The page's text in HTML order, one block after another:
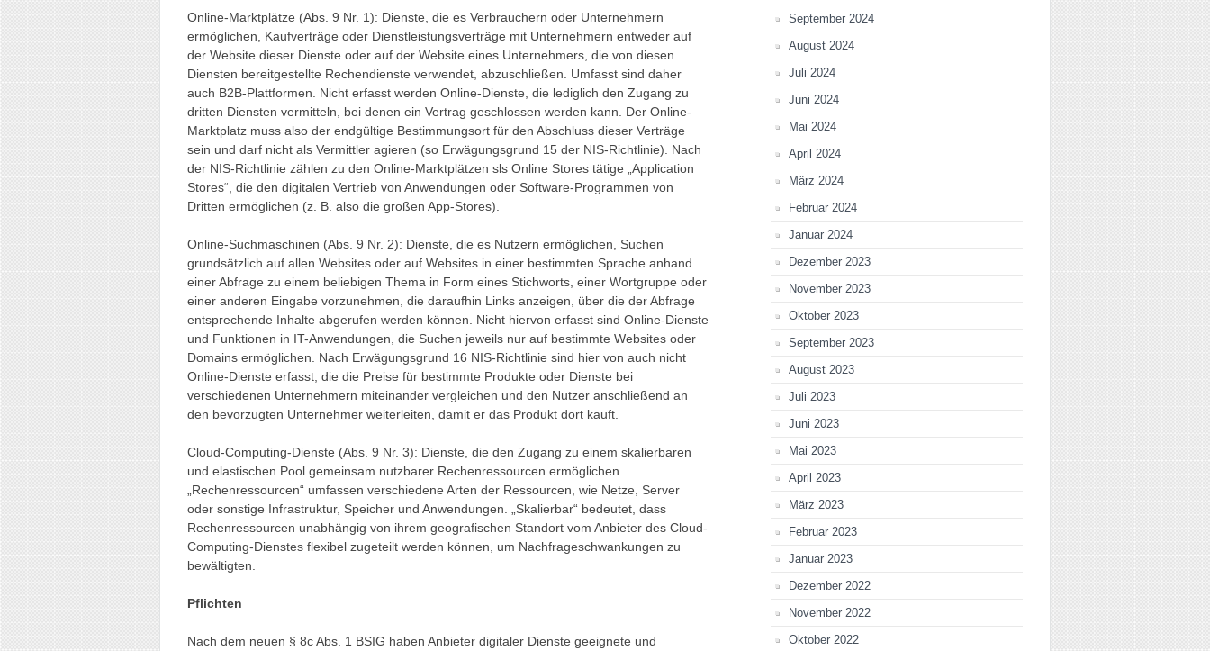
Online-Marktplätze (Abs. 9 Nr. 1): Dienste, die es Verbrauchern oder Unternehmern
ermöglichen, Kaufverträge oder Dienstleistungsverträge mit Unternehmern entweder auf
der Website dieser Dienste oder auf der Website eines Unternehmers, die von diesen
Diensten bereitgestellte Rechendienste verwendet, abzuschließen. Umfasst sind daher
auch B2B-Plattformen. Nicht erfasst werden Online-Dienste, die lediglich den Zugang zu
dritten Diensten vermitteln, bei denen ein Vertrag geschlossen werden kann. Der Online-
Marktplatz muss also der endgültige Bestimmungsort für den Abschluss dieser Verträge
sein und darf nicht als Vermittler agieren (so Erwägungsgrund 15 der NIS-Richtlinie). Nach
der NIS-Richtlinie zählen zu den Online-Marktplätzen sls Online Stores tätige „Application
Stores“, die den digitalen Vertrieb von Anwendungen oder Software-Programmen von
Dritten ermöglichen (z. B. also die großen App-Stores).
Online-Suchmaschinen (Abs. 9 Nr. 2): Dienste, die es Nutzern ermöglichen, Suchen
grundsätzlich auf allen Websites oder auf Websites in einer bestimmten Sprache anhand
einer Abfrage zu einem beliebigen Thema in Form eines Stichworts, einer Wortgruppe oder
einer anderen Eingabe vorzunehmen, die daraufhin Links anzeigen, über die der Abfrage
entsprechende Inhalte abgerufen werden können. Nicht hiervon erfasst sind Online-Dienste
und Funktionen in IT-Anwendungen, die Suchen jeweils nur auf bestimmte Websites oder
Domains ermöglichen. Nach Erwägungsgrund 16 NIS-Richtlinie sind hier von auch nicht
Online-Dienste erfasst, die die Preise für bestimmte Produkte oder Dienste bei
verschiedenen Unternehmern miteinander vergleichen und den Nutzer anschließend an
den bevorzugten Unternehmer weiterleiten, damit er das Produkt dort kauft.
Cloud-Computing-Dienste (Abs. 9 Nr. 3): Dienste, die den Zugang zu einem skalierbaren
und elastischen Pool gemeinsam nutzbarer Rechenressourcen ermöglichen.
„Rechenressourcen“ umfassen verschiedene Arten der Ressourcen, wie Netze, Server
oder sonstige Infrastruktur, Speicher und Anwendungen. „Skalierbar“ bedeutet, dass
Rechenressourcen unabhängig von ihrem geografischen Standort vom Anbieter des Cloud-
Computing-Dienstes flexibel zugeteilt werden können, um Nachfrageschwankungen zu
bewältigten.
Pflichten
Nach dem neuen § 8c Abs. 1 BSIG haben Anbieter digitaler Dienste geeignete und
September 2024
August 2024
Juli 2024
Juni 2024
Mai 2024
April 2024
März 2024
Februar 2024
Januar 2024
Dezember 2023
November 2023
Oktober 2023
September 2023
August 2023
Juli 2023
Juni 2023
Mai 2023
April 2023
März 2023
Februar 2023
Januar 2023
Dezember 2022
November 2022
Oktober 2022